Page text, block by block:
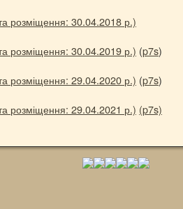
розміщення: 30.04.2018 р.)
розміщення: 30.04.2019 р.) (p7s)
розміщення: 29.04.2020 р.) (p7s)
розміщення: 29.04.2021 р.) (p7s)